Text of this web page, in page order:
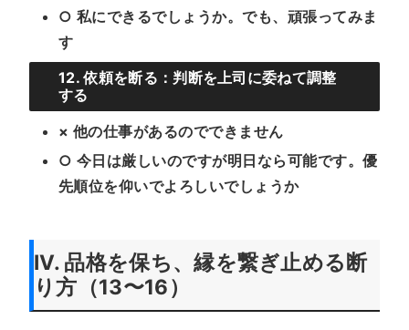
○ 私にできるでしょうか。でも、頑張ってみま
す
12. 依頼を断る：判断を上司に委ねて調整
する
× 他の仕事があるのでできません
○ 今日は厳しいのですが明日なら可能です。優
先順位を仰いでよろしいでしょうか
IV. 品格を保ち、縁を繋ぎ止める断
り方（13〜16）